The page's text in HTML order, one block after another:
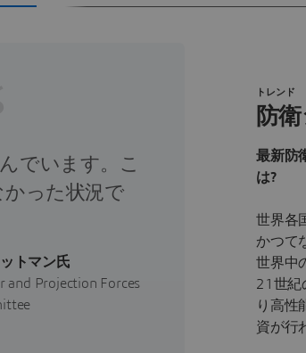
でいます。こ
った状況で
トマン氏
and Projection Forces
防
トレンド
最新防
は?
世界各
かつて
世界中
21世紀
り高性
資が行